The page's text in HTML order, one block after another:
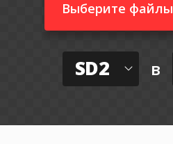
Выберите файлы
SD2 в